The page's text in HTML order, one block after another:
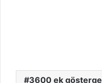
3600 ek gösterge